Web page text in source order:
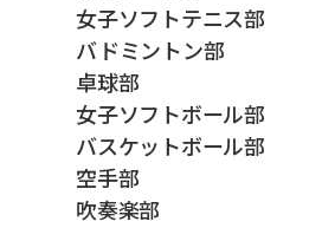
女子ソフトテニス部
バドミントン部
卓球部
女子ソフトボール部
バスケットボール部
空手部
吹奏楽部